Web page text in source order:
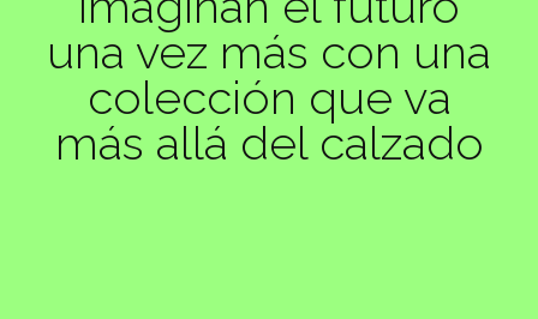
una vez más con una
colección que va
más allá del calzado